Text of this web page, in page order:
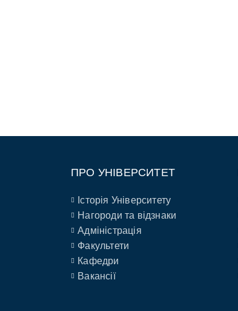
ПРО УНІВЕРСИТЕТ
Історія Університету
Нагороди та відзнаки
Адміністрація
Факультети
Кафедри
Вакансії